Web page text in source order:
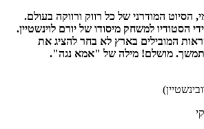
הסיוט המודרני של כל רווק ורווקה בעולם.
הסטודיו למשחק מיסודו של יורם לוינשטיין.
המובילים בארץ לא בחר להציג את
מושלם! מילה של "אמא נגה".